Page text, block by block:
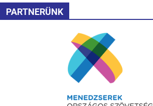
PARTNERÜNK